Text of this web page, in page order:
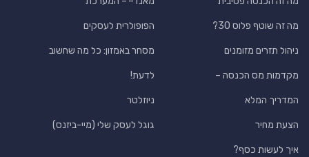
מה זה שוטף פלוס 30?
ניהול תזרים מזומנים
מקדמות מס הכנסה –
המדריך המלא
הצעת מחיר
איך לעשות כסף?
הפופולרית לעסקים
מסחר באמזון: כל מה שחשוב
לדעת!
ניוזלטר
גוגל לעסק שלי (מיי-ביזנס)